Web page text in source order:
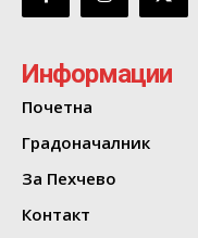
Информации
Почетна
Градоначалник
За Пехчево
Контакт